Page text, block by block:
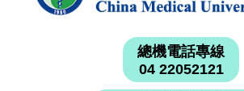
總機電話專線
04 22052121